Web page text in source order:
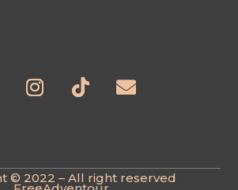
📅 Reservar plaça
© 2022 – All right reserved